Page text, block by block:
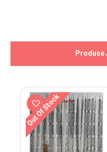
Produse
Out Of Stock